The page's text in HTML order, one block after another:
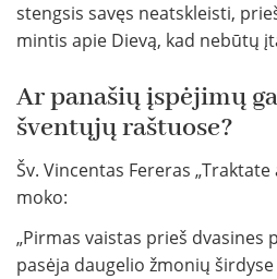
stengsis savęs neatskleisti,
mintis apie Dievą, kad nebūtų
Ar panašių įspėjimų
šventųjų raštuose?
Šv. Vincentas Fereras
moko:
„Pirmas vaistas prieš dvasines
pasėja daugelio žmonių